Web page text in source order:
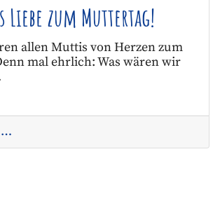
Liebe zum Muttertag!
allen Muttis von Herzen zum
mal ehrlich: Was wären wir
…